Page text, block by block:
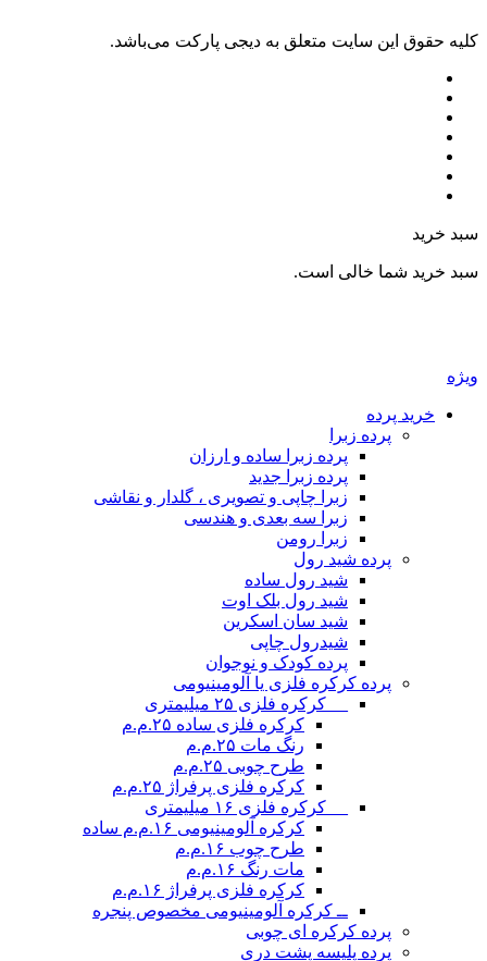
حقوق اين سايت متعلق به دیجی پارکت می‌باشد.
خرید
خرید شما خالی است.
خرید پرده
پرده زبرا
پرده زبرا ساده و ارزان
پرده زبرا جدید
زبرا چاپی و تصویری ، گلدار و نقاشی
زبرا سه بعدی و هندسی
زبرا رومن
پرده شید رول
شید رول ساده
شید رول بلک اوت
شید سان اسکرین
شیدرول چاپی
پرده کودک و نوجوان
پرده کرکره فلزی یا آلومینیومی
__ کرکره فلزی ۲۵ میلیمتری
کرکره فلزی ساده ۲۵.م.م
رنگ مات ۲۵.م.م
طرح چوبی ۲۵.م.م
کرکره فلزی پرفراژ ۲۵.م.م
__ کرکره فلزی ۱۶ میلیمتری
کرکره آلومینیومی ۱۶.م.م ساده
طرح چوب ۱۶.م.م
مات رنگ ۱۶.م.م
کرکره فلزی پرفراژ ۱۶.م.م
ــ کرکره آلومینیومی مخصوص پنجره
پرده کرکره ای چوبی
پرده پلیسه پشت دری